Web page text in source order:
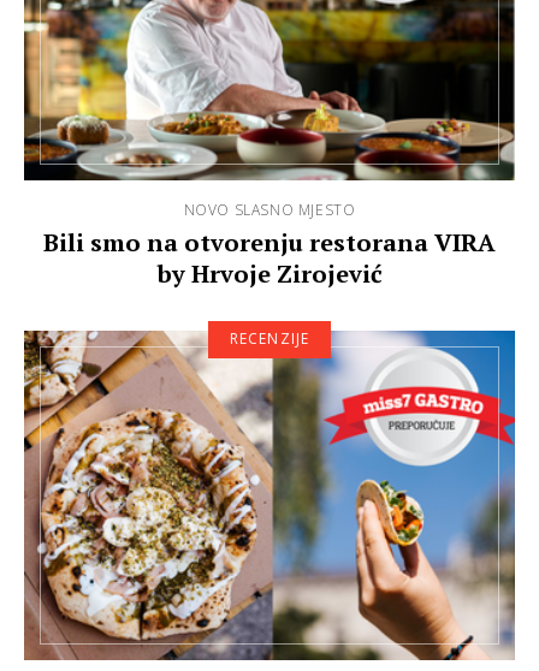
NOVO SLASNO MJESTO
Bili smo na otvorenju restorana VIRA
by Hrvoje Zirojević
RECENZIJE